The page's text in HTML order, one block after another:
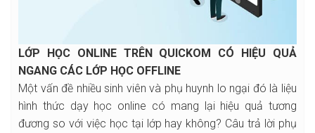
LỚP HỌC ONLINE TRÊN QUICKOM CÓ HIỆU QUẢ
NGANG CÁC LỚP HỌC OFFLINE
Một vấn đề nhiều sinh viên và phụ huynh lo ngại đó là liệu
hình thức dạy học online có mang lại hiệu quả tương
đương so với việc học tại lớp hay không? Câu trả lời phụ